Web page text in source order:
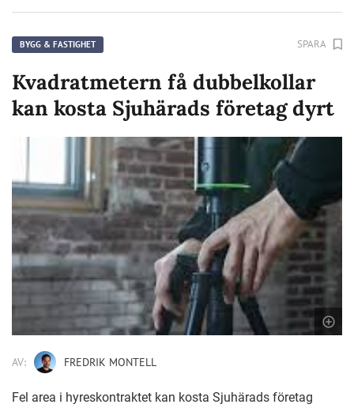
BYGG & FASTIGHET SPARA
Kvadratmetern få dubbelkollar
kan kosta Sjuhärads företag dyrt
AV: FREDRIK MONTELL
Fel area i hyreskontraktet kan kosta Sjuhärads företag